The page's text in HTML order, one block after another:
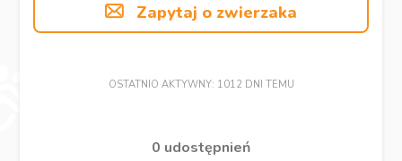
Zapytaj o zwierzaka
OSTATNIO AKTYWNY: 1012 DNI TEMU
0 udostępnień